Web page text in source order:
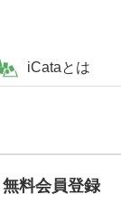
iCataとは
無料会員登録